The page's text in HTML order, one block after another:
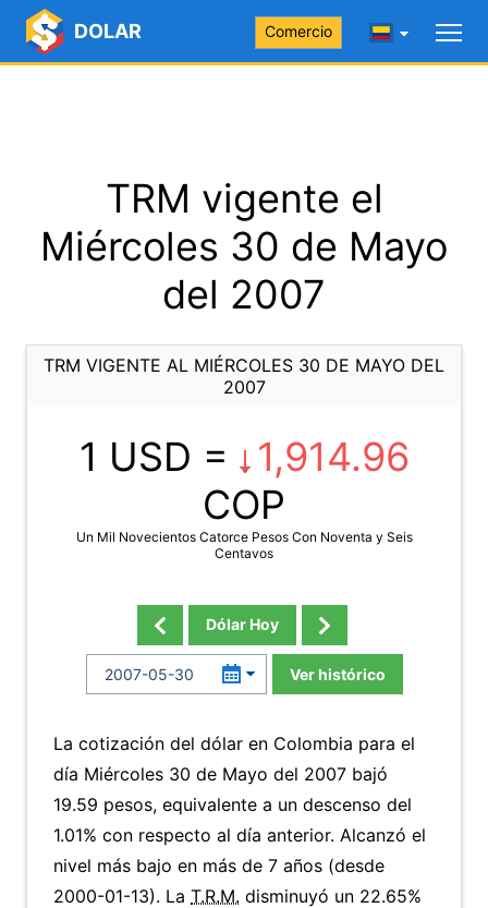
DOLAR Comercio
TRM vigente el
Miércoles 30 de Mayo
del 2007
TRM VIGENTE AL MIÉRCOLES 30 DE MAYO DEL
2007
1 USD =
1,914.96
COP
Un Mil Novecientos Catorce Pesos Con Noventa y Seis
Centavos
Dólar Hoy
Ver histórico
La cotización del dólar en Colombia para el
día Miércoles 30 de Mayo del 2007 bajó
19.59 pesos, equivalente a un descenso del
1.01% con respecto al día anterior. Alcanzó el
nivel más bajo en más de 7 años (desde
2000-01-13). La T.R.M. disminuyó un 22.65%